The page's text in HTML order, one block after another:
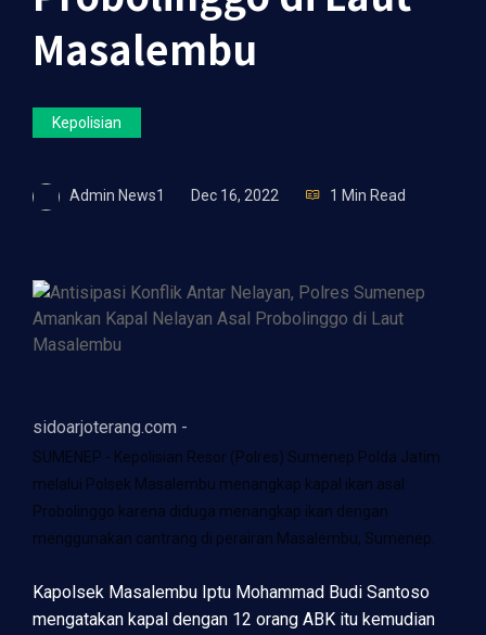
Masalembu
Kepolisian
Admin News1 Dec 16, 2022 1 Min Read
sidoarjoterang.com -
SUMENEP - Kepolisian Resor (Polres) Sumenep Polda Jatim
melalui Polsek Masalembu menangkap kapal ikan asal
Probolinggo karena diduga menangkap ikan dengan
menggunakan cantrang di perairan Masalembu, Sumenep.
Kapolsek Masalembu Iptu Mohammad Budi Santoso
mengatakan kapal dengan 12 orang ABK itu kemudian